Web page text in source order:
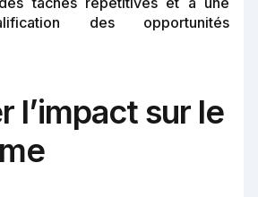
des opportunités
l’impact sur le